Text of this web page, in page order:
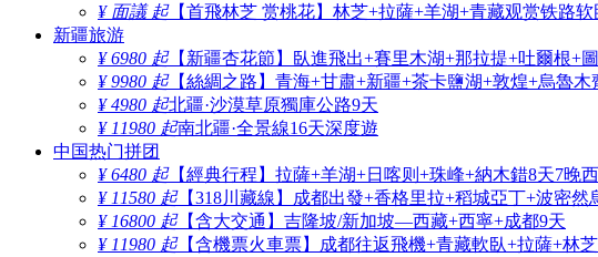
¥ 面議 起【首飛林芝 赏桃花】林芝+拉薩+羊湖+青藏观赏铁路软
新疆旅游
¥ 6980 起【新疆杏花節】臥進飛出+賽里木湖+那拉提+吐爾根+
¥ 9980 起【絲綢之路】青海+甘肅+新疆+茶卡鹽湖+敦煌+烏魯木
¥ 4980 起北疆·沙漠草原獨庫公路9天
¥ 11980 起南北疆·全景線16天深度遊
中国热门拼团
¥ 6480 起【經典行程】拉薩+羊湖+日喀则+珠峰+納木錯8天7晚
¥ 11580 起【318川藏線】成都出發+香格里拉+稻城亞丁+波密然
¥ 16800 起【含大交通】吉隆坡/新加坡—西藏+西寧+成都9天
¥ 11980 起【含機票火車票】成都往返飛機+青藏軟臥+拉薩+林